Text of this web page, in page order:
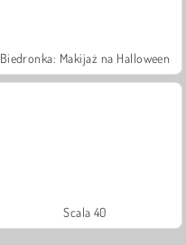
Biedronka: Makijaż na Halloween
Scala 40